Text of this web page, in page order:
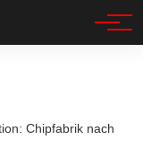
Chipfabrik nach